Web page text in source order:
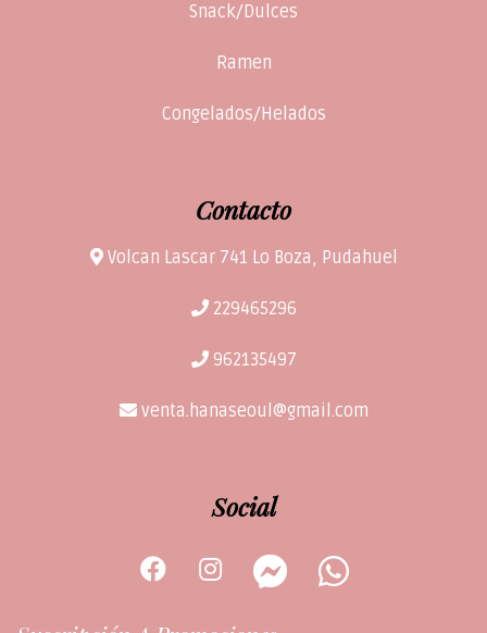
Snack/Dulces
Ramen
Congelados/Helados
Contacto
Volcan Lascar 741 Lo Boza, Pudahuel
229465296
962135497
venta.hanaseoul@gmail.com
Social